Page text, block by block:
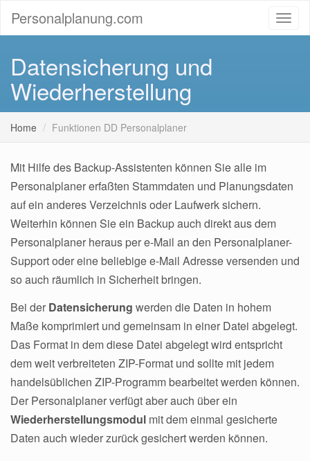
Personalplanung.com
Datensicherung und
Wiederherstellung
Home Funktionen DD Personalplaner
Mit Hilfe des Backup-Assistenten können Sie alle im
Personalplaner erfaßten Stammdaten und Planungsdaten
auf ein anderes Verzeichnis oder Laufwerk sichern.
Weiterhin können Sie ein Backup auch direkt aus dem
Personalplaner heraus per e-Mail an den Personalplaner-
Support oder eine beliebige e-Mail Adresse versenden und
so auch räumlich in Sicherheit bringen.
Bei der Datensicherung werden die Daten in hohem
Maße komprimiert und gemeinsam in einer Datei abgelegt.
Das Format in dem diese Datei abgelegt wird entspricht
dem weit verbreiteten ZIP-Format und sollte mit jedem
handelsüblichen ZIP-Programm bearbeitet werden können.
Der Personalplaner verfügt aber auch über ein
Wiederherstellungsmodul mit dem einmal gesicherte
Daten auch wieder zurück gesichert werden können.